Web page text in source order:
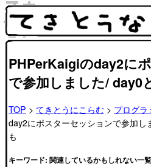
PHPerKaigiのday2に
で参加しました/ day0
TOP > てきとうにこらむ > プログ
day2にポスターセッションで参加
も
キーワード: 関連しているかもしれない一覧